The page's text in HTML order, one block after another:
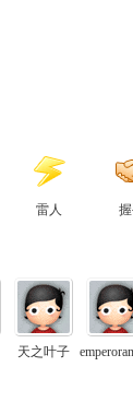
雷人
天之叶子